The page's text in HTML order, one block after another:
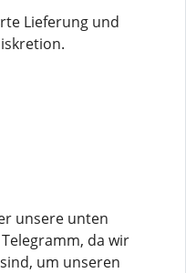
Lieferung und
unsere unten
da wir
um unseren